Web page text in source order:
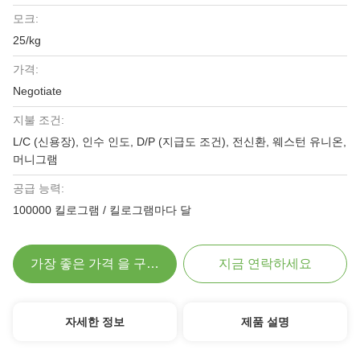
모크:
25/kg
가격:
Negotiate
지불 조건:
L/C (신용장), 인수 인도, D/P (지급도 조건), 전신환, 웨스턴 유니온,
머니그램
공급 능력:
100000 킬로그램 / 킬로그램마다 달
가장 좋은 가격 을 구하라 지금 연락하세요
자세한 정보 제품 설명